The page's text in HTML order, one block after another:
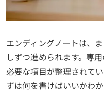
エンディングノートは、
しずつ進められます。専
必要な項目が整理されて
ずは何を書けばいいかわ